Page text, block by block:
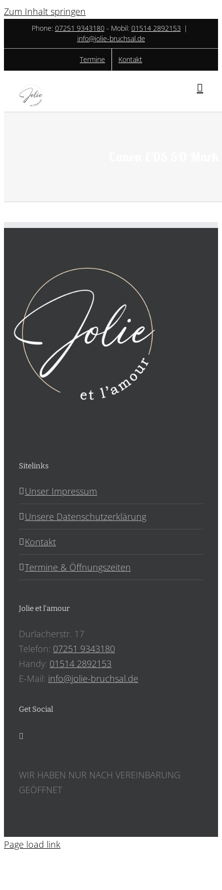
Zum Inhalt springen
Phone: 07251 9343180- ‎Mobil: 01514 2892153 |
info@jolie-bruchsal.de
Termine Kontakt
Sitelinks
Unser Impressum
Unsere Datenschutzerklärung
Kontakt
Termine & Öffnungszeiten
Jolie et l’amour
Durlacherstr. 17
Telefon: 07251 9343180
Handy: ‎01514 2892153
E-Mail: info@jolie-bruchsal.de
Get Social
WIR HABEN NUR NACH VEREINBARUNG
GEÖFFNET
Page load link